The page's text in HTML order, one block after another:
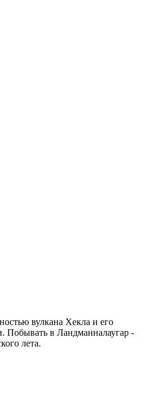
вулкана Хекла и его
Побывать в Ландманналаугар -
лета.